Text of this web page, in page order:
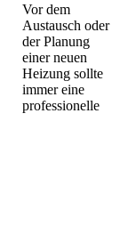
Vor dem
Austausch oder
der Planung
einer neuen
Heizung sollte
immer eine
professionelle